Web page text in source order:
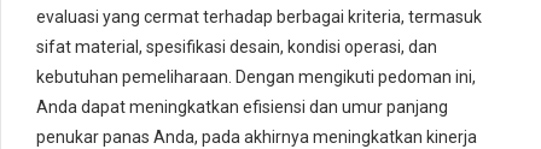
evaluasi yang cermat terhadap berbagai kriteria, termasuk
sifat material, spesifikasi desain, kondisi operasi, dan
kebutuhan pemeliharaan. Dengan mengikuti pedoman ini,
Anda dapat meningkatkan efisiensi dan umur panjang
penukar panas Anda, pada akhirnya meningkatkan kinerja